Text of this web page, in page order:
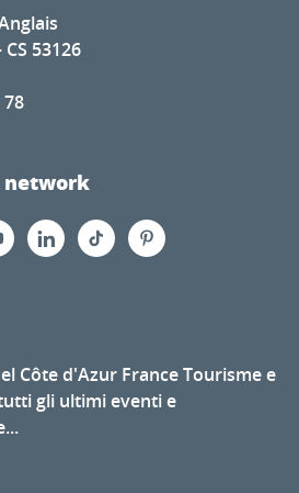
53126
78
network
Côte d'Azur France Tourisme e
gli ultimi eventi e